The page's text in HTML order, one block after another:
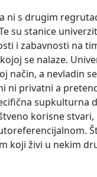
ni s drugim
su stanice
i zabavnosti na
se nalaze.
način, a nevladin
ni privatni a
supkulturna
korisne
koji živi u nekim